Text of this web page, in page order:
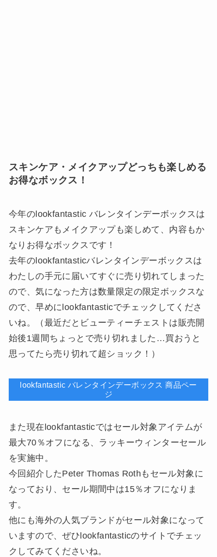
スキンケア・メイクアップどっちも楽しめる
お得なボックス！
今年のlookfantastic バレンタインデーボックスは
スキンケアもメイクアップも楽しめて、内容もか
なりお得なボックスです！
去年のlookfantasticバレンタインデーボックスは
わたしの手元に届いてすぐに売り切れてしまった
ので、気になった方は数量限定の限定ボックスな
ので、早めにlookfantasticでチェックしてくださ
いね。（最近だとビューティーチェストは販売開
始後1週間ちょっとで売り切れました…買おうと
思ってたら売り切れて超ショック！）
lookfantastic バレンタインデーボックス 商品ペー
ジ
また現在lookfantasticではセール対象アイテムが
最大70％オフになる、ラッキーウィンターセール
を実施中。
今回紹介したPeter Thomas Rothもセール対象に
なっており、セール期間中は15％オフになりま
す。
他にも海外の人気ブランドがセール対象になって
いますので、ぜひlookfantasticのサイトでチェッ
クしてみてくださいね。